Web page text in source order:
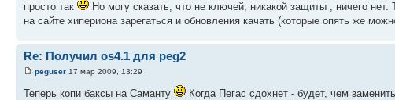
просто так
Но могу сказать, что не ключей, никакой защиты , ничего
на сайте хипериона зарегаться и обновления качать (которые опять же
Re: Получил os4.1 для peg2
peguser 17 мар 2009, 13:29
Теперь копи баксы на Саманту Когда Пегас сдохнет - будет, чем